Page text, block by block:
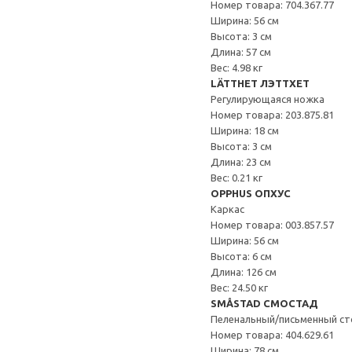
Номер товара: 704.367.77
Ширина: 56 см
Высота: 3 см
Длина: 57 см
Вес: 4.98 кг
LÄTTHET ЛЭТТХЕТ
Регулирующаяся ножка
Номер товара: 203.875.81
Ширина: 18 см
Высота: 3 см
Длина: 23 см
Вес: 0.21 кг
OPPHUS ОПХУС
Каркас
Номер товара: 003.857.57
Ширина: 56 см
Высота: 6 см
Длина: 126 см
Вес: 24.50 кг
SMÅSTAD СМОСТАД
Пеленальный/письменный
Номер товара: 404.629.61